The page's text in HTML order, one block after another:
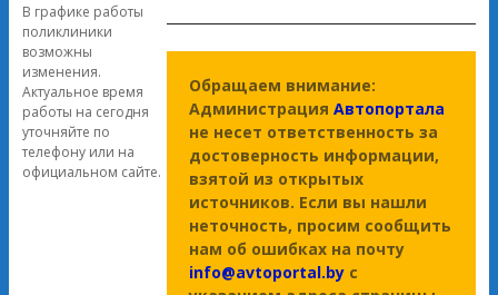
В графике работы
поликлиники
возможны
изменения.
Актуальное время
работы на сегодня
уточняйте по
телефону или на
официальном сайте.
Обращаем внимание:
Администрация Автопортала
не несет ответственность за
достоверность информации,
взятой из открытых
источников. Если вы нашли
неточность, просим сообщить
нам об ошибках на почту
info@avtoportal.by с